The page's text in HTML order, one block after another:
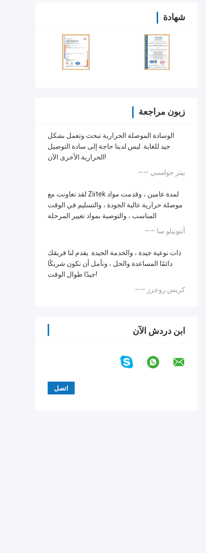
شهادة
زبون مراجعة
الوسادة الموصلة الحرارية تبحث وتعمل بشكل
جيد للغاية. ليس لدينا حاجة إلى سادة التوصيل
الحرارية الأخرى الآن!
—— بيتر جولسبي
لقد تعاونت مع Ziitek لمدة عامين ، وقدمت مواد
موصلة حرارية عالية الجودة ، والتسليم في الوقت
المناسب ، والتوصية بمواد تغيير المرحلة
—— أنتونيلو سا
ذات نوعية جيدة ، والخدمة الجيدة. يقدم لنا فريقك
دائمًا المساعدة والحل ، ونأمل أن نكون شريكًا
جيدًا طوال الوقت!
—— كريس روجرز
ابن دردش الآن